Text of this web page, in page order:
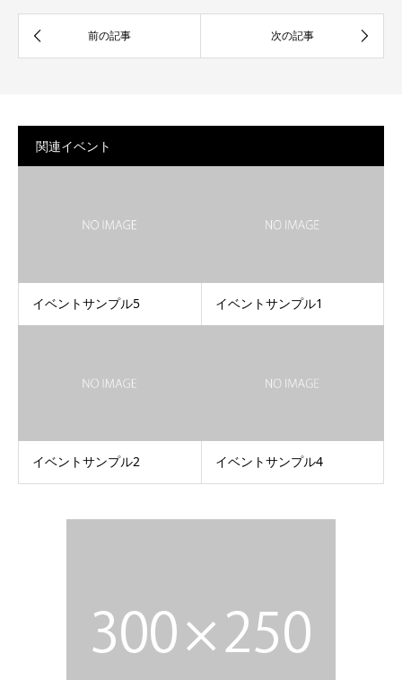
関連イベント
イベントサンプル5 イベントサンプル1
イベントサンプル2 イベントサンプル4